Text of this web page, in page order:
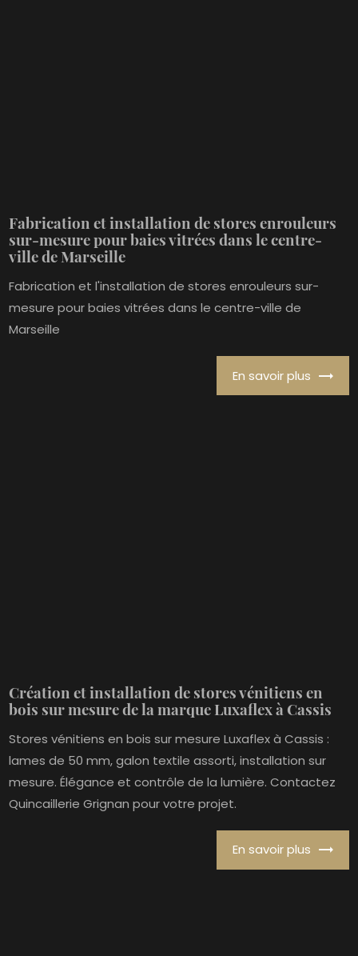
Fabrication et installation de stores enrouleurs
sur-mesure pour baies vitrées dans le centre-
ville de Marseille
Fabrication et l'installation de stores enrouleurs sur-
mesure pour baies vitrées dans le centre-ville de
Marseille
En savoir plus
Création et installation de stores vénitiens en
bois sur mesure de la marque Luxaflex à Cassis
Stores vénitiens en bois sur mesure Luxaflex à Cassis :
lames de 50 mm, galon textile assorti, installation sur
mesure. Élégance et contrôle de la lumière. Contactez
Quincaillerie Grignan pour votre projet.
En savoir plus